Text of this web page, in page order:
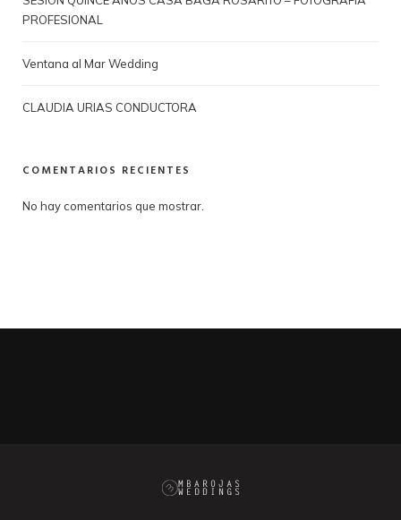
PROFESIONAL
Ventana al Mar Wedding
CLAUDIA URIAS CONDUCTORA
COMENTARIOS RECIENTES
No hay comentarios que mostrar.